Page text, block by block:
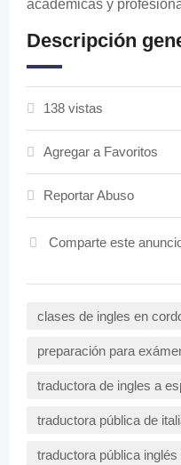
académicas y
Descripción
138 vistas
Agregar a Favoritos
Reportar Abuso
Comparte este
clases de ingles en
preparación para
traductora de ingles a
traductora pública de
traductora pública inglés